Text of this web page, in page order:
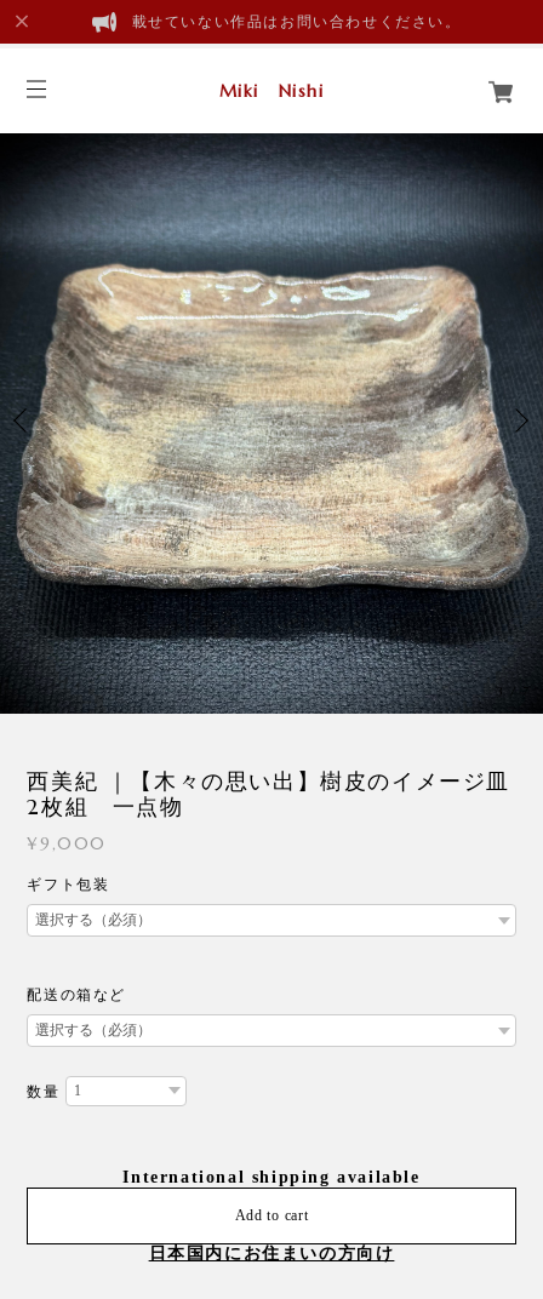
載せていない作品はお問い合わせください。
Miki Nishi
3 / 7
西美紀 ｜【木々の思い出】樹皮のイメージ皿
2枚組 一点物
¥9,000
ギフト包装
配送の箱など
数量
International shipping available
Add to cart
日本国内にお住まいの方向け